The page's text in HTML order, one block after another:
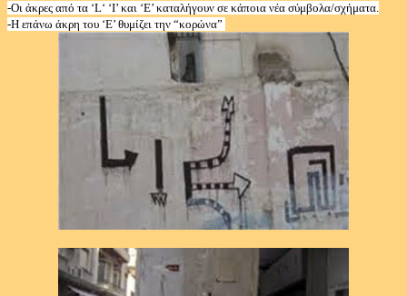
-Οι άκρες από τα ‘L‘ ‘Ι’ και ‘Ε’ καταλήγουν σε κάποια νέα σύμβολα/σχήματα.
-Η επάνω άκρη του ‘Ε’ θυμίζει την “κορώνα”